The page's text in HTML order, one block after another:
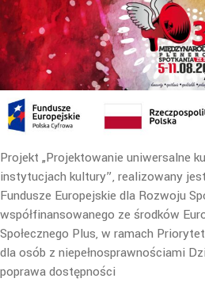
Projekt „Projektowanie uniwersalne
instytucjach kultury”, realizowany
Fundusze Europejskie dla Rozwoju
współfinansowanego ze środków
Społecznego Plus, w ramach
dla osób z niepełnosprawnościami
poprawa dostępności